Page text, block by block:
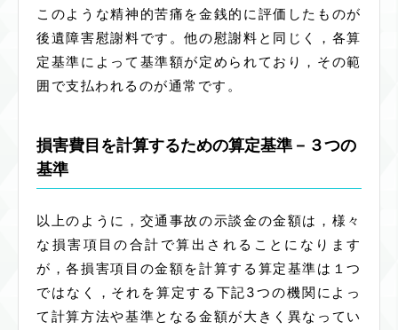
このような精神的苦痛を金銭的に評価したものが
後遺障害慰謝料です。他の慰謝料と同じく，各算
定基準によって基準額が定められており，その範
囲で支払われるのが通常です。
損害費目を計算するための算定基準－３つの
基準
以上のように，交通事故の示談金の金額は，様々
な損害項目の合計で算出されることになります
が，各損害項目の金額を計算する算定基準は１つ
ではなく，それを算定する下記3つの機関によっ
て計算方法や基準となる金額が大きく異なってい